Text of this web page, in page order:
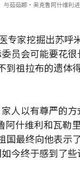
茹茹娜·奥克鲁阿什维利进
专家挖掘出苏呼
员会可能要花很
到祖拉布的遗体
人以有尊严的方
什维利和瓦勒
国最终向他表示
今终于感到了